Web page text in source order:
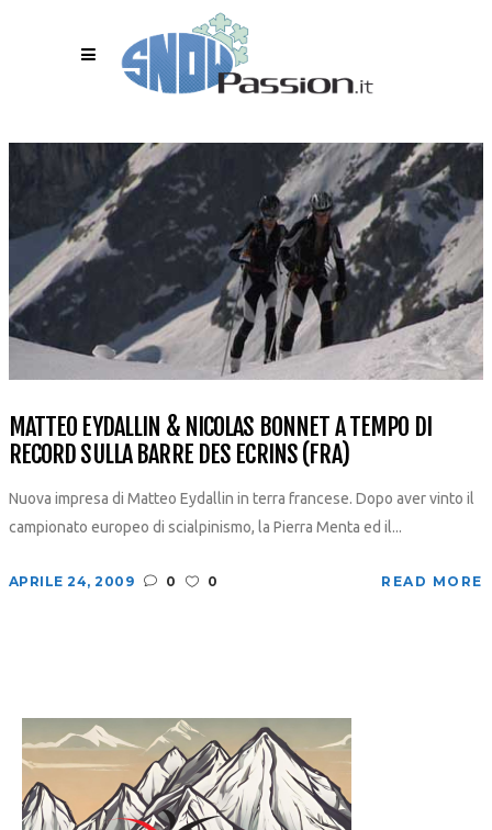
MATTEO EYDALLIN & NICOLAS BONNET A TEMPO DI
RECORD SULLA BARRE DES ECRINS (FRA)
Nuova impresa di Matteo Eydallin in terra francese. Dopo aver vinto il
campionato europeo di scialpinismo, la Pierra Menta ed il...
APRILE 24, 2009 0 0 READ MORE